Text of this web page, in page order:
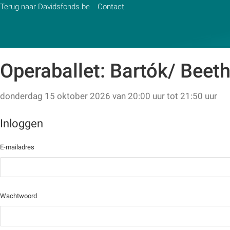
Terug naar Davidsfonds.be Contact
Operaballet: Bartók/
donderdag 15 oktober 2026 van 20:00 uur tot 21:50 uur
Inloggen met je account
Inloggen
E-mailadres
Wachtwoord
Zoek: